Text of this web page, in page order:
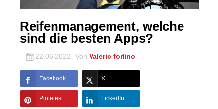
Reifenmanagement, welche
sind die besten Apps?
22.06.2022 Von Valerio forlino
Facebook X
Pinterest LinkedIn